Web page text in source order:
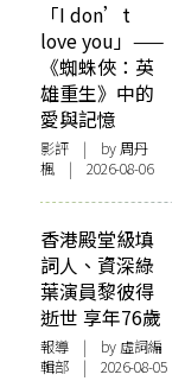
「I don’t
love you」——
《蜘蛛俠：英
雄重生》中的
愛與記憶
影評 | by周丹
楓 | 2026-08-06
香港殿堂級填
詞人、資深綠
葉演員黎彼得
逝世 享年76歲
報導 | by 虛詞編
輯部 | 2026-08-05